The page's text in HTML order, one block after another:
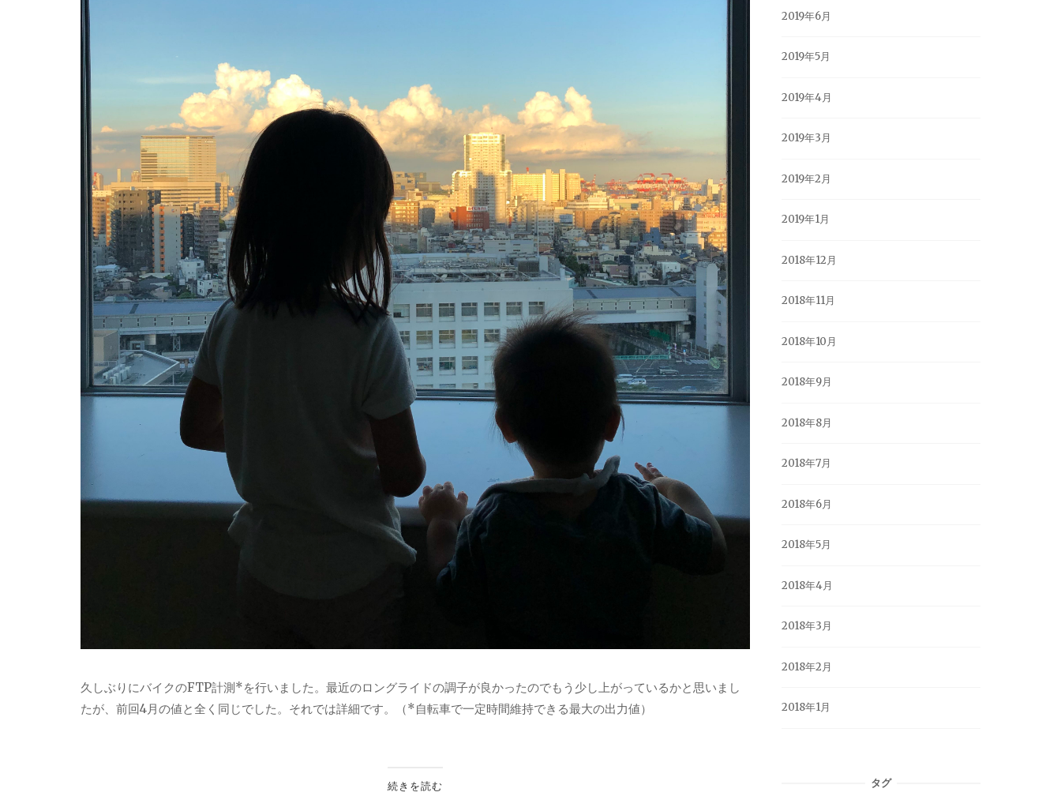
久しぶりにバイクのFTP計測*を行いました。最近のロングライドの調子が良かったのでもう少し上がっているかと思いまし
たが、前回4月の値と全く同じでした。それでは詳細です。（*自転車で一定時間維持できる最大の出力値）
続きを読む
2019年6月
2019年5月
2019年4月
2019年3月
2019年2月
2019年1月
2018年12月
2018年11月
2018年10月
2018年9月
2018年8月
2018年7月
2018年6月
2018年5月
2018年4月
2018年3月
2018年2月
2018年1月
タグ